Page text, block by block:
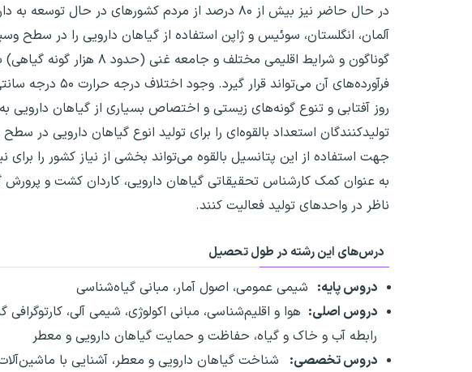
در حال حاضر نیز بیش از ۸۰ درصد از مردم کشورهای
آلمان، انگلستان، سوئیس و ژاپن استفاده از گیاهان دارویی را در سطح
گوناگون و شرایط اقلیمی
روز آفتابی و تنوع گونه‌های زیستی و اختصاص بسیاری از گیاهان دارویی
تولیدکنندگان استعداد بالقوه‌ای را برای تولید انوع گیاهان دارویی در
جهت استفاده از این پتانسیل بالقوه می‌تواند بخشی از نیاز کشور را
به عنوان کمک کارشناس تحقیقاتی گیاهان دارویی، کاردان کشت و پرورش
ناظر در واحدهای تولید فعالیت کنند.
درس‌های این رشته در طول تحصیل
دروس پایه: شیمی عمومی،‌ اصول آمار،‌ مبانی گیاه‌شناسی
دروس اصلی: هوا و اقلیم‌شناسی،‌ مبانی اکولوژی، شیمی آلی،
رابطه آب و خاک و گیاه، حفاظت و حمایت گیاهان دارویی و معطر
دروس تخصصی:
شناخت گیاهان دارویی و معطر، آشنایی با